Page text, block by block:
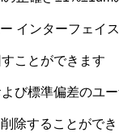
インターフェイス
ことができます
び標準偏差のユ
除することがで